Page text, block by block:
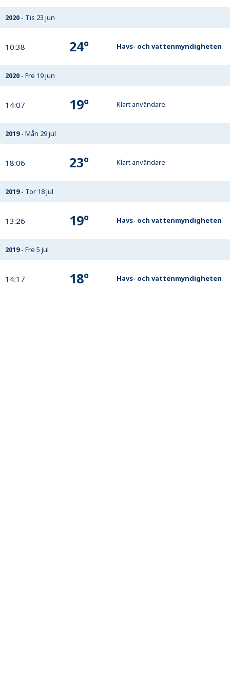
2020 - Tis 23 jun
10:38 24° Havs- och vattenmyndigheten
2020 - Fre 19 jun
14:07 19° Klart användare
2019- Mån 29 jul
18:06 23° Klart användare
2019- Tor 18 jul
13:26 19° Havs- och vattenmyndigheten
2019- Fre 5 jul
14:17 18° Havs- och vattenmyndigheten